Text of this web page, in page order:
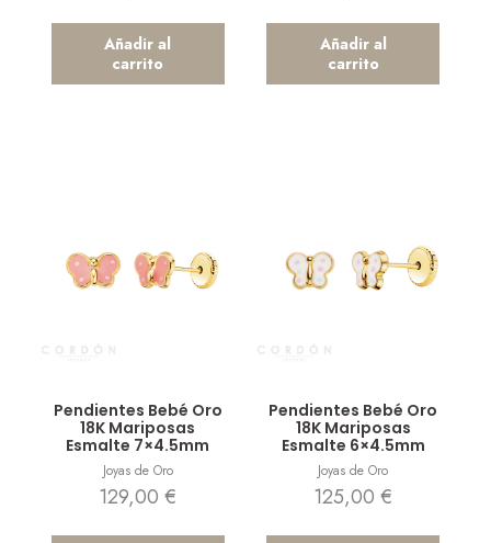
Añadir al
carrito
Añadir al
carrito
Pendientes Bebé Oro
18K Mariposas
Esmalte 7×4.5mm
Joyas de Oro
129,00€
Pendientes Bebé Oro
18K Mariposas
Esmalte 6×4.5mm
Joyas de Oro
125,00€